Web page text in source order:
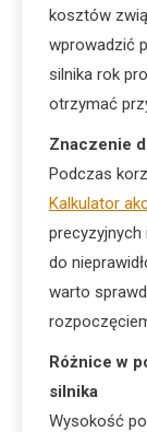
kosztów
wprowadzić
silnika rok
otrzymać
Znaczenie
Podczas
Kalkulator
precyzyjnych
do
warto
Różnice w
silnika
Wysokość